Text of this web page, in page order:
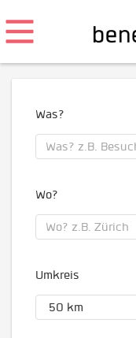
Was?
Wo?
Umkreis